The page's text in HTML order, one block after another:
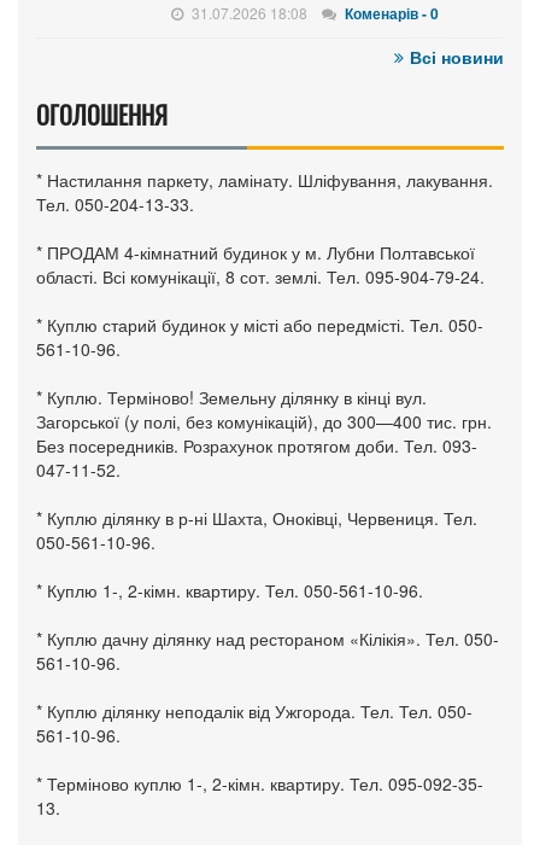
31.07.2026 18:08 Коменарів - 0
Всі новини
ОГОЛОШЕННЯ
* Настилання паркету, ламінату. Шліфування, лакування.
Тел. 050-204-13-33.
* ПРОДАМ 4-кімнатний будинок у м. Лубни Полтавської
області. Всі комунікації, 8 сот. землі. Тел. 095-904-79-24.
* Куплю старий будинок у місті або передмісті. Тел. 050-
561-10-96.
* Куплю. Терміново! Земельну ділянку в кінці вул.
Загорської (у полі, без комунікацій), до 300—400 тис. грн.
Без посередників. Розрахунок протягом доби. Тел. 093-
047-11-52.
* Куплю ділянку в р-ні Шахта, Оноківці, Червениця. Тел.
050-561-10-96.
* Куплю 1-, 2-кімн. квартиру. Тел. 050-561-10-96.
* Куплю дачну ділянку над рестораном «Кілікія». Тел. 050-
561-10-96.
* Куплю ділянку неподалік від Ужгорода. Тел. Тел. 050-
561-10-96.
* Терміново куплю 1-, 2-кімн. квартиру. Тел. 095-092-35-
13.